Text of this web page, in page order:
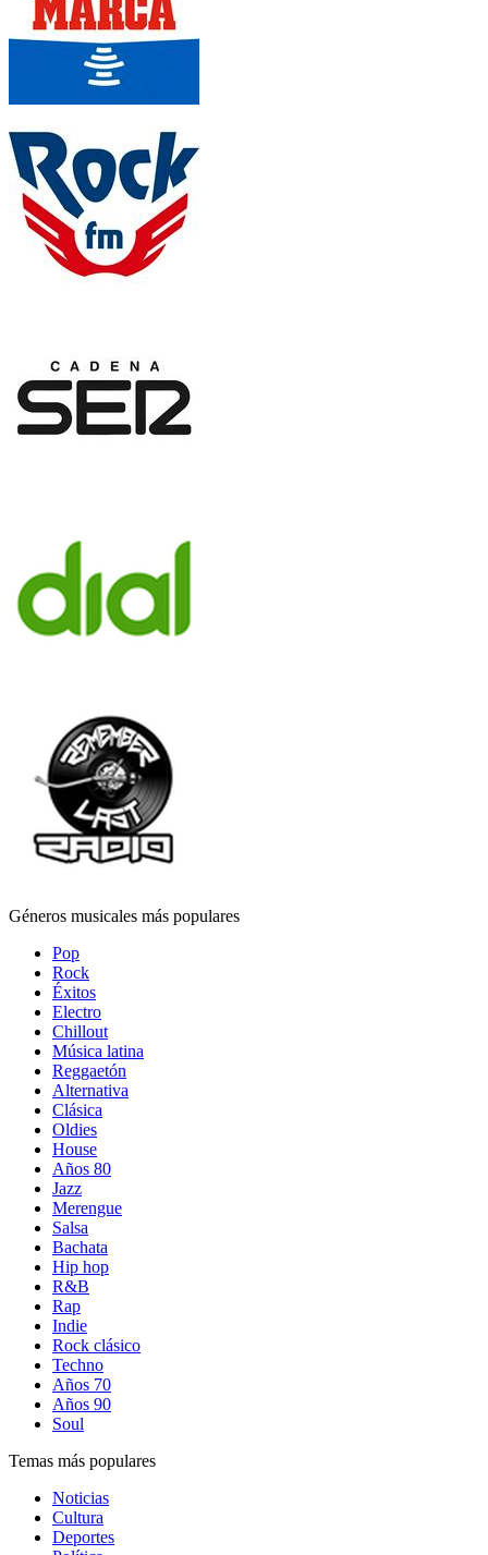
Géneros musicales más populares
Pop
Rock
Éxitos
Electro
Chillout
Música latina
Reggaetón
Alternativa
Clásica
Oldies
House
Años 80
Jazz
Merengue
Salsa
Bachata
Hip hop
R&B
Rap
Indie
Rock clásico
Techno
Años 70
Años 90
Soul
Temas más populares
Noticias
Cultura
Deportes